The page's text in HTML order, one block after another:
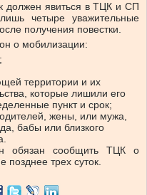
должен явиться в ТЦК и СП
четыре уважительные
получения повестки.
о мобилизации:
территории и их
которые лишили его
пункт и срок;
жены, или мужа,
бабы или близкого
обязан сообщить ТЦК о
позднее трех суток.